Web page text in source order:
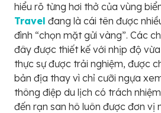
hiểu rõ từng hơi thở của vùng
Travel đang là cái tên được
đình “chọn mặt gửi vàng”. Các
đây được thiết kế với nhịp độ
thực sự được trải nghiệm, được
bản địa thay vì chỉ cưỡi ngựa
thông điệp du lịch có trách
đến rạn san hô luôn được đơn vị